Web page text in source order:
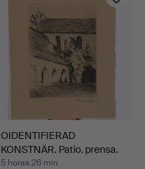
OIDENTIFIERAD
KONSTNÄR. Patio. prensa.
5 horas 26 min